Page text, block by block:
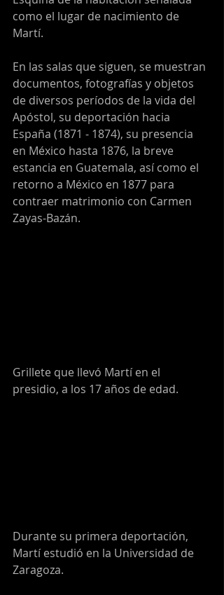
como el lugar de nacimiento de
Martí.
En las salas que siguen, se muestran
documentos, fotografías y objetos
de diversos períodos de la vida del
Apóstol, su deportación hacia
España (1871 - 1874), su presencia
en México hasta 1876, la breve
estancia en Guatemala, así como el
retorno a México en 1877 para
contraer matrimonio con Carmen
Zayas-Bazán.
Grillete que llevó Martí en el
presidio, a los 17 años de edad.
Durante su primera deportación,
Martí estudió en la Universidad de
Zaragoza.